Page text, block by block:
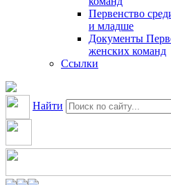
Первенство
и младше
Документы
женских команд
Ссылки
Найти